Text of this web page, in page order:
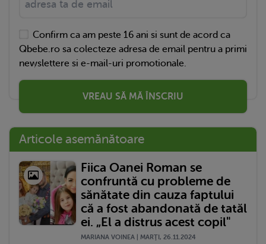
Confirm ca am peste 16 ani si sunt de acord ca
Qbebe.ro sa colecteze adresa de email pentru a primi
newslettere si e-mail-uri promotionale.
VREAU SĂ MĂ ÎNSCRIU
Articole asemănătoare
Fiica Oanei Roman se
confruntă cu probleme de
sănătate din cauza faptului
că a fost abandonată de tatăl
ei. „El a distrus acest copil"
MARIANA VOINEA | MARŢI, 26.11.2024